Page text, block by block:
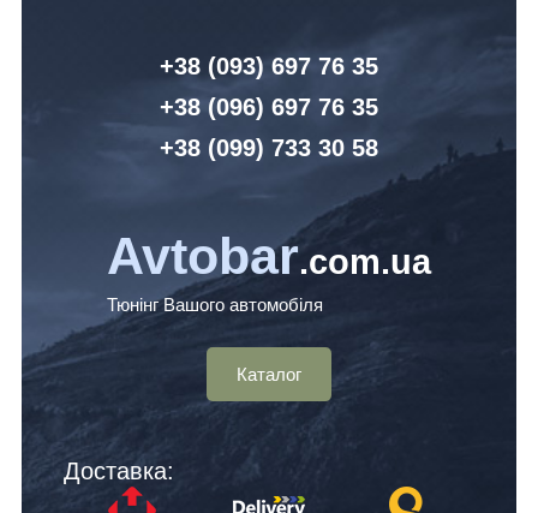
+38 (093) 697 76 35
+38 (096) 697 76 35
+38 (099) 733 30 58
Avtobar.com.ua
Тюнінг Вашого автомобіля
Каталог
Доставка: